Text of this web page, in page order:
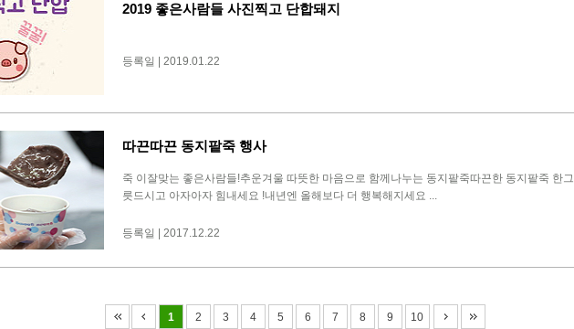
2019 좋은사람들 사진찍고 단합돼지
등록일 | 2019.01.22
따끈따끈 동지팥죽 행사
죽 이잘맞는 좋은사람들!추운겨울 따뜻한 마음으로 함께나누는 동지팥죽따끈한 동지팥죽 한그
릇드시고 아자아자 힘내세요 !내년엔 올해보다 더 행복해지세요 ...
등록일 | 2017.12.22
1 2 3 4 5 6 7 8 9 10